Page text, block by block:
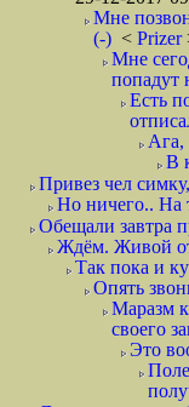
Мне
(-) < Prizer
Мне
попадут
Есть
Ага,
В
Привез чел
Но ничего.. На
Обещали завтра
Ждём. Живой
Так пока и
Опять
Маразм
своего
Это